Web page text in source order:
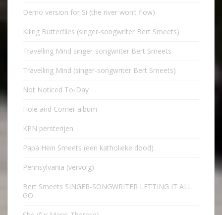
Demo version for Si (the river won’t flow)
Kiling Butterflies (singer-songwriter Bert Smeets)
Travelling Mind singer-songwriter Bert Smeets
Travelling Mind (singer-songwriter Bert Smeets)
Not Noticed To-Day
Hole and Corner album
KPN persterijen
Papa Hein Smeets (een katholieke dood)
Pennsylvania (vervolg)
Bert Smeets SINGER-SONGWRITER LETTING IT ALL
GO